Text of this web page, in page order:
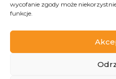
wycofanie zgody może
funkcje.